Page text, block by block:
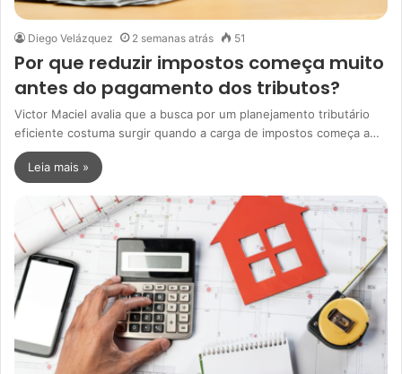
Diego Velázquez 2 semanas atrás 51
Por que reduzir impostos começa muito
antes do pagamento dos tributos?
Victor Maciel avalia que a busca por um planejamento tributário
eficiente costuma surgir quando a carga de impostos começa a…
Leia mais »